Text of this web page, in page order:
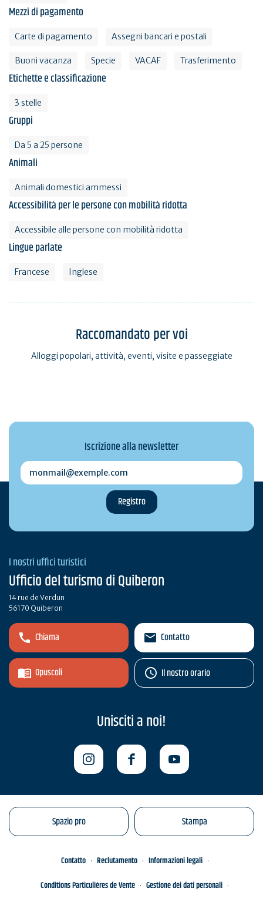
Mezzi di pagamento
Carte di pagamento Assegni bancari e postali
Buoni vacanza Specie VACAF Trasferimento
Etichette e classificazione
3 stelle
Gruppi
Da 5 a 25 persone
Animali
Animali domestici ammessi
Accessibilità per le persone con mobilità ridotta
Accessibile alle persone con mobilità ridotta
Lingue parlate
Francese Inglese
Raccomandato per voi
Alloggi popolari, attività, eventi, visite e passeggiate
Iscrizione alla newsletter
monmail@exemple.com
I nostri uffici turistici
Ufficio del turismo di Quiberon
14 rue de Verdun
56170 Quiberon
Chiama
Opuscoli
Contatto
Il nostro orario
Unisciti a noi!
Spazio pro Stampa
Contatto Reclutamento
Informazioni legali
Conditions Particulières de Vente
Gestione dei dati personali